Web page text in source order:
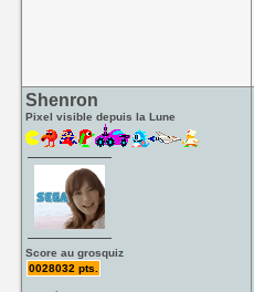
Shenron
Pixel visible depuis la Lune
Score au grosquiz
0028032 pts.